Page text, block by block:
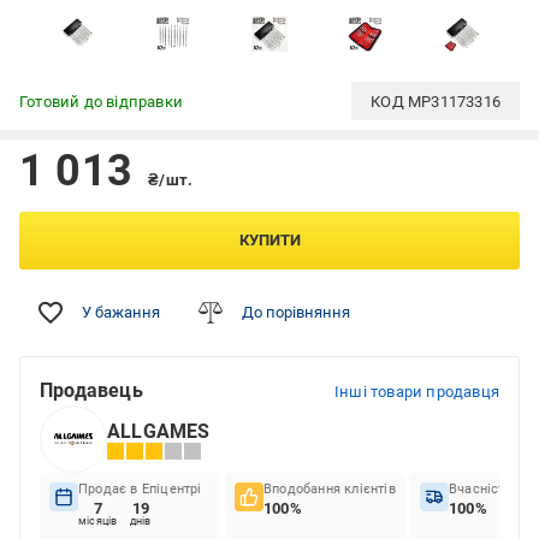
Готовий до відправки КОД MP31173316
1 013 ₴/шт.
КУПИТИ
У бажання До порівняння
Продавець Інші товари продавця
ALLGAMES
Продає в Епіцентрі
7
місяців
19
днів
Вподобання клієнтів
100%
Вчасність
100%